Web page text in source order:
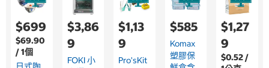
$699
$69.90
/ 1個
$3,86
9
FOKI 小
$1,13
9
Pro'sKit
$585
Komax
塑膠保
$1,27
9
$0.52 /